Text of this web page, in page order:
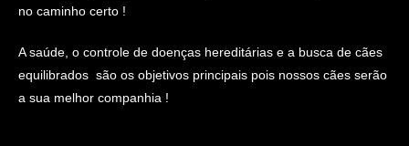
no caminho certo !
A saúde, o controle de doenças hereditárias e a busca de cães
equilibrados são os objetivos principais pois nossos cães serão
a sua melhor companhia !